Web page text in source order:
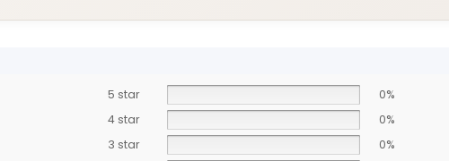
5 star
0%
4 star
0%
3 star
0%